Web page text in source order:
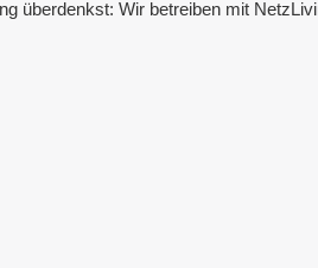
überdenkst: Wir betreiben mit